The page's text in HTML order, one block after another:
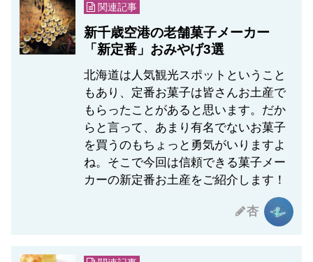
関連記事
新千歳空港の老舗菓子メーカー
「新定番」おみやげ3選
北海道は人気観光スポットということ
もあり、定番お菓子は皆さんお土産で
もらったことがあると思います。だか
らと言って、あまり有名でないお菓子
を買うのもちょっと勇気がいりますよ
ね。そこで今回は信頼できる菓子メー
カーの新定番お土産をご紹介します！
杏